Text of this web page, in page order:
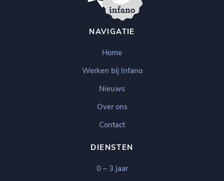
NAVIGATIE
Home
Werken bij Infano
Nieuws
Over ons
Contact
DIENSTEN
0 – 3 jaar